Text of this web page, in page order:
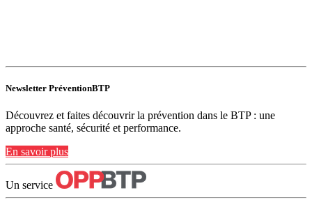
Newsletter PréventionBTP
Découvrez et faites découvrir la prévention dans le BTP : une
approche santé, sécurité et performance.
En savoir plus
Un service